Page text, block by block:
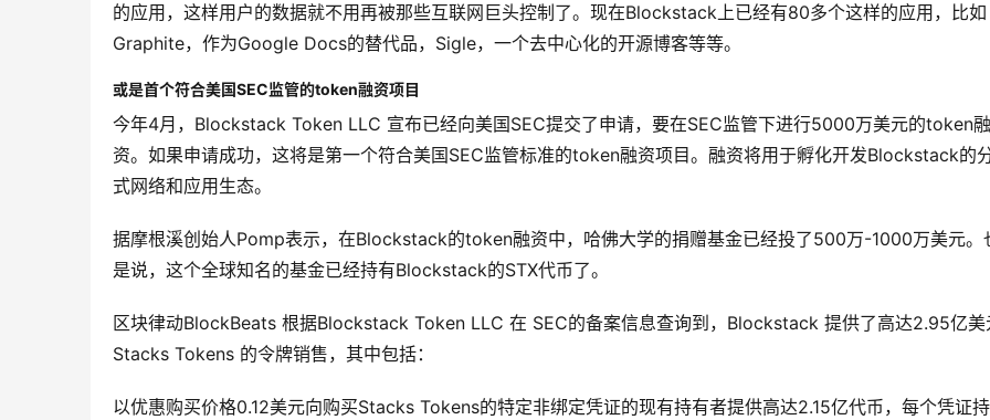
的应用，这样用户的数据就不用再被那些互联网巨头控制了。现在Blockstack上已经有80多个这样的应用，比如
Graphite，作为Google Docs的替代品，Sigle，一个去中心化的开源博客等等。
或是首个符合美国SEC监管的token融资项目
今年4月，Blockstack Token LLC 宣布已经向美国SEC提交了申请，要在SEC监管下进行5000万美元的token融
资。如果申请成功，这将是第一个符合美国SEC监管标准的token融资项目。融资将用于孵化开发Blockstack的
式网络和应用生态。
据摩根溪创始人Pomp表示，在Blockstack的token融资中，哈佛大学的捐赠基金已经投了500万-1000万美元。
是说，这个全球知名的基金已经持有Blockstack的STX代币了。
区块律动BlockBeats 根据Blockstack Token LLC 在 SEC的备案信息查询到，Blockstack 提供了高达2.95亿美
Stacks Tokens 的令牌销售，其中包括：
以优惠购买价格0.12美元向购买Stacks Tokens的特定非绑定凭证的现有持有者提供高达2.15亿代币，每个凭证